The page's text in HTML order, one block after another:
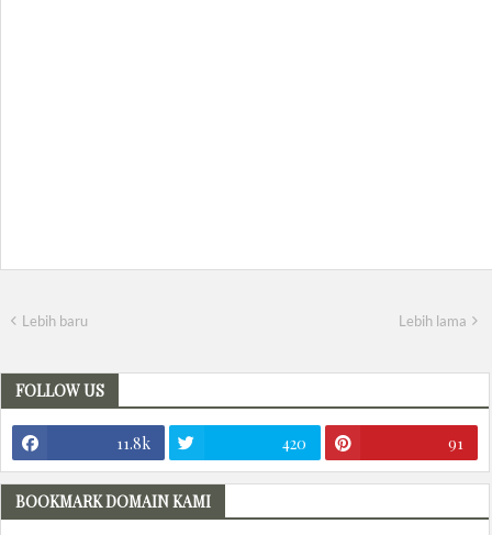
Lebih baru Lebih lama
FOLLOW US
11.8k 420 91
BOOKMARK DOMAIN KAMI